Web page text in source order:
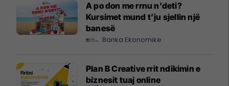
A po don me rrnu n’deti?
Kursimet mund t’ju sjellin një
banesë
Banka Ekonomike
Plan B Creative rrit ndikimin e
biznesit tuaj online